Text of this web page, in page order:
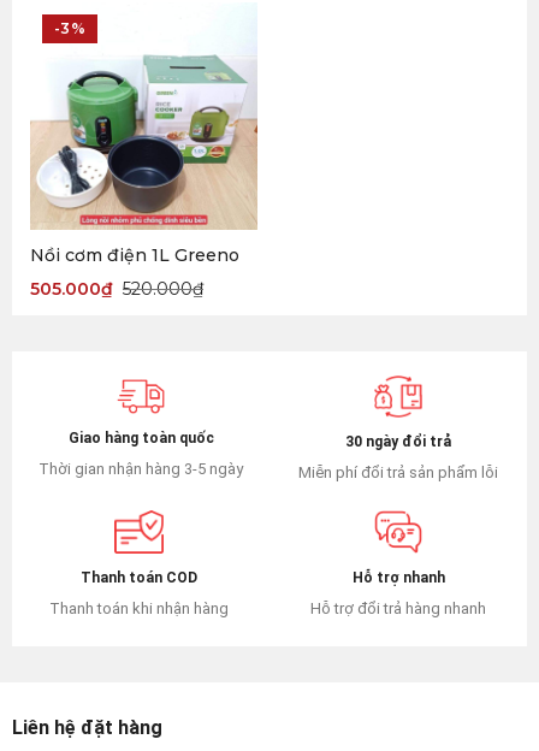
-3%
Nồi cơm điện 1L Greeno
520.000₫
505.000₫
Giao hàng toàn quốc
Thời gian nhận hàng 3-5 ngày
30 ngày đổi trả
Miễn phí đổi trả sản phẩm lỗi
Thanh toán COD
Thanh toán khi nhận hàng
Hỗ trợ nhanh
Hỗ trợ đổi trả hàng nhanh
Liên hệ đặt hàng